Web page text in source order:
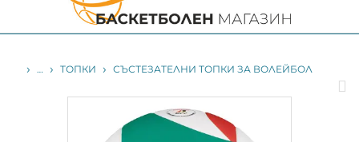
НАЧАЛО
… ТОПКИ СЪСТЕЗАТЕЛНИ ТОПКИ ЗА ВОЛЕЙБОЛ